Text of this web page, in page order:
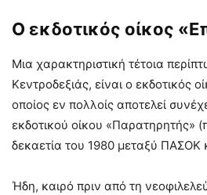
Ο εκδοτικός οίκος
Μια χαρακτηριστική τέτοια
Κεντροδεξιάς, είναι ο εκδοτικός
οποίος εν πολλοίς αποτελεί
εκδοτικού οίκου «Παρατηρητής»
δεκαετία του 1980 μεταξύ ΠΑΣΟΚ
Ήδη, καιρό πριν από τη